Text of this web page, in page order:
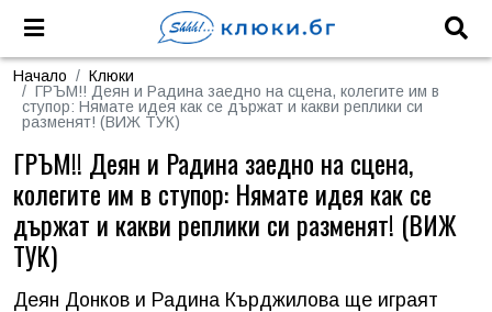
Начало
Клюки
ГРЪМ!! Деян и Радина заедно на сцена, колегите им в
ступор: Нямате идея как се държат и какви реплики си
разменят! (ВИЖ ТУК)
ГРЪМ!! Деян и Радина заедно на сцена,
колегите им в ступор: Нямате идея как се
държат и какви реплики си разменят! (ВИЖ
ТУК)
Деян Донков и Радина Кърджилова ще играят